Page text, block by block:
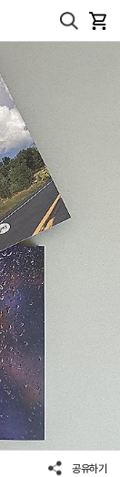
공유하기